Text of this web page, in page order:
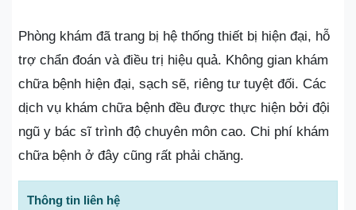
Phòng khám đã trang bị hệ thống thiết bị hiện đại, hỗ
trợ chẩn đoán và điều trị hiệu quả. Không gian khám
chữa bệnh hiện đại, sạch sẽ, riêng tư tuyệt đối. Các
dịch vụ khám chữa bệnh đều được thực hiện bởi đội
ngũ y bác sĩ trình độ chuyên môn cao. Chi phí khám
chữa bệnh ở đây cũng rất phải chăng.
Thông tin liên hệ